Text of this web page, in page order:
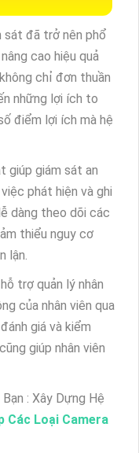
sát đã trở nên phổ
cao hiệu quả
chỉ đơn thuần
những lợi ích to
điểm lợi ích mà hệ
giúp giám sát an
phát hiện và ghi
dàng theo dõi các
thiểu nguy cơ
lận.
trợ quản lý nhân
của nhân viên qua
giá và kiểm
giúp nhân viên
: Xây Dựng Hệ
Các Loại Camera